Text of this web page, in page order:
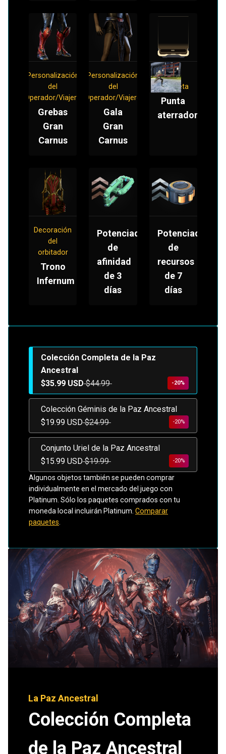
Personalización
del
Operador/Viajero
Grebas
Gran
Carnus
Personalización
del
Operador/Viajero
Gala
Gran
Carnus
Mod
Bayoneta
Punta
aterradora
Decoración
del
orbitador
Trono
Infernum
Potenciador
de
afinidad
de 3
días
Potenciador
de
recursos
de 7
días
Colección Completa de la Paz
Ancestral
$35.99 USD $44.99 -20%
Colección Géminis de la Paz Ancestral
$19.99 USD $24.99 -20%
Conjunto Uriel de la Paz Ancestral
$15.99 USD $19.99 -20%
Algunos objetos también se pueden comprar
individualmente en el mercado del juego con
Platinum. Sólo los paquetes comprados con tu
moneda local incluirán Platinum. Comparar
paquetes.
La Paz Ancestral
Colección Completa
de la Paz Ancestral